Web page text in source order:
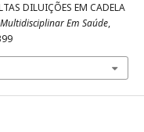
DILUIÇÕES EM CADELA
Em Saúde,